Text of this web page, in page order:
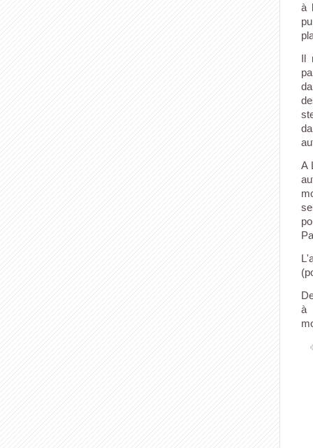
à
Il
A
à